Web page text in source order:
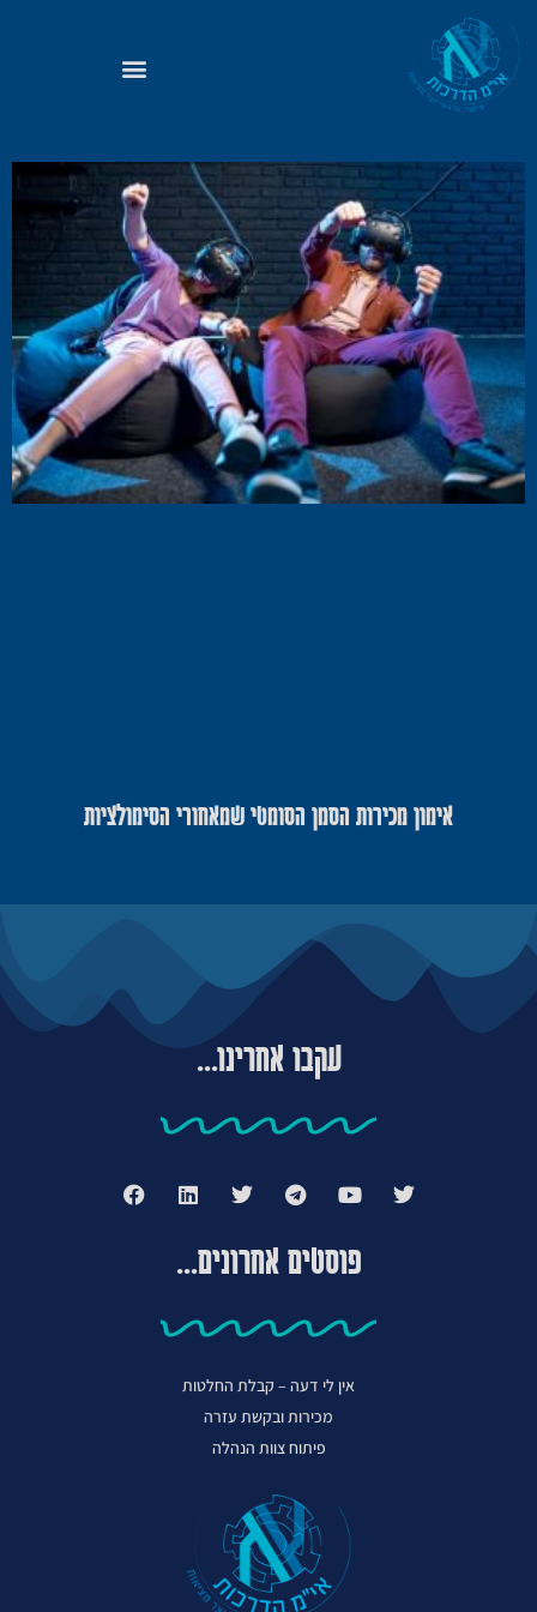
אימון מכירות הסמן הסומטי שמאחורי הסימולציות
עקבו אחרינו...
פוסטים אחרונים...
אין לי דעה – קבלת החלטות
מכירות ובקשת עזרה
פיתוח צוות הנהלה